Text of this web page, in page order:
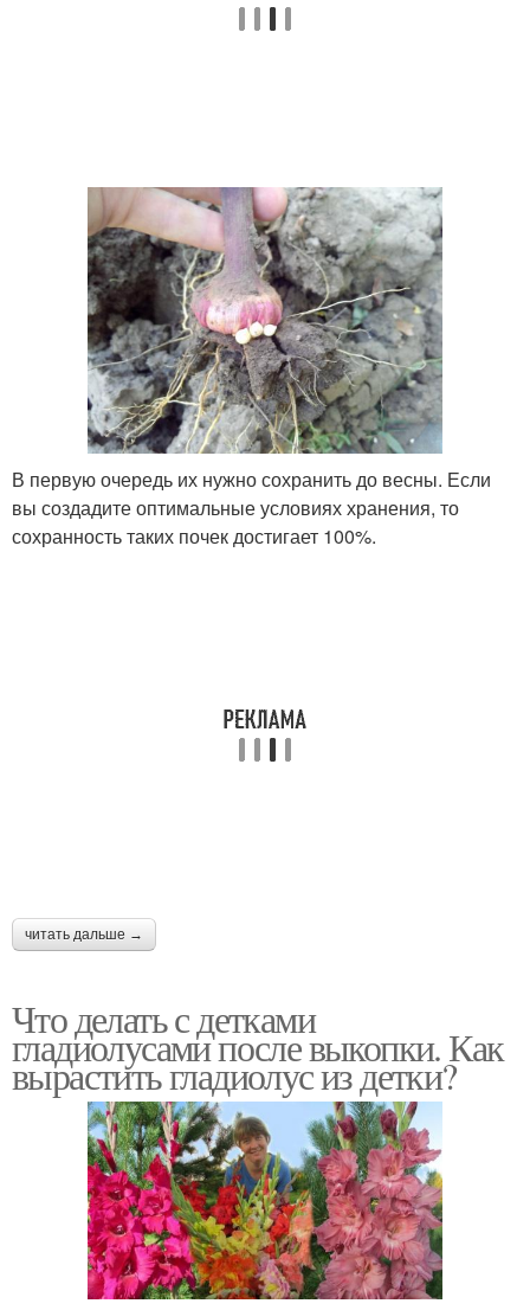
В первую очередь их нужно сохранить до весны. Если
вы создадите оптимальные условиях хранения, то
сохранность таких почек достигает 100%.
читать дальше →
Что делать с детками
гладиолусами после выкопки. Как
вырастить гладиолус из детки?